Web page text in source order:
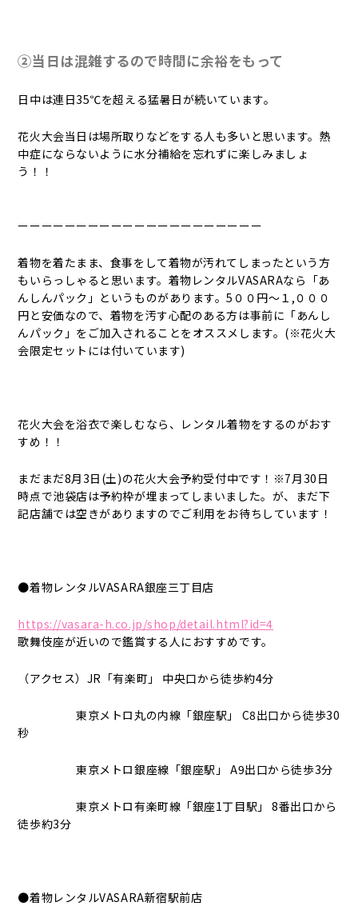
②当日は混雑するので時間に余裕をもって
日中は連日35℃を超える猛暑日が続いています。
花火大会当日は場所取りなどをする人も多いと思います。熱
中症にならないように水分補給を忘れずに楽しみましょ
う！！
ーーーーーーーーーーーーーーーーーーーーー
着物を着たまま、食事をして着物が汚れてしまったという方
もいらっしゃると思います。着物レンタルVASARAなら「あ
んしんパック」というものがあります。5００円〜１,０００
円と安価なので、着物を汚す心配のある方は事前に「あんし
んパック」をご加入されることをオススメします。(※花火大
会限定セットには付いています)
花火大会を浴衣で楽しむなら、レンタル着物をするのがおす
すめ！！
まだまだ8月3日(土)の花火大会予約受付中です！※7月30日
時点で池袋店は予約枠が埋まってしまいました。が、まだ下
記店舗では空きがありますのでご利用をお待ちしています！
●着物レンタルVASARA銀座三丁目店
https://vasara-h.co.jp/shop/detail.html?id=4
歌舞伎座が近いので鑑賞する人におすすめです。
（アクセス）JR「有楽町」 中央口から徒歩約4分
東京メトロ丸の内線「銀座駅」 C8出口から徒歩30
秒
東京メトロ銀座線「銀座駅」 A9出口から徒歩3分
東京メトロ有楽町線「銀座1丁目駅」 8番出口から
徒歩約3分
●着物レンタルVASARA新宿駅前店